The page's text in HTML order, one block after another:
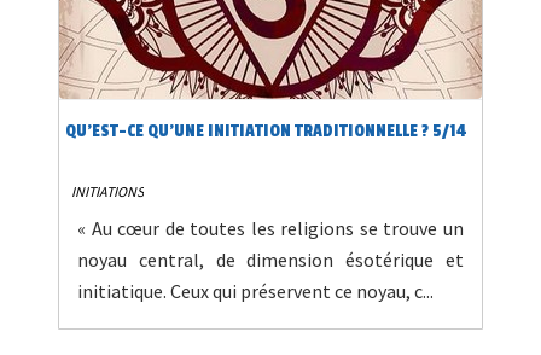
QU’EST-CE QU’UNE INITIATION TRADITIONNELLE ? 5/14
INITIATIONS
« Au cœur de toutes les religions se trouve un
noyau central, de dimension ésotérique et
initiatique. Ceux qui préservent ce noyau, c...